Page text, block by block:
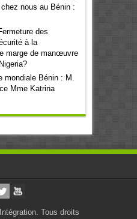
nous au Bénin :
des
à la
marge de manœuvre
mondiale Bénin : M.
Mme Katrina
Tous droits